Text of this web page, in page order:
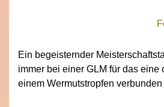
Ein begeisternder
immer bei einer GLM für das eine
einem Wermutstropfen verbunden